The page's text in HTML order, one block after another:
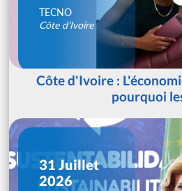
TECNO
Côte d'Ivoire
Côte d'Ivoire :
pourquoi
31 Juillet
2026